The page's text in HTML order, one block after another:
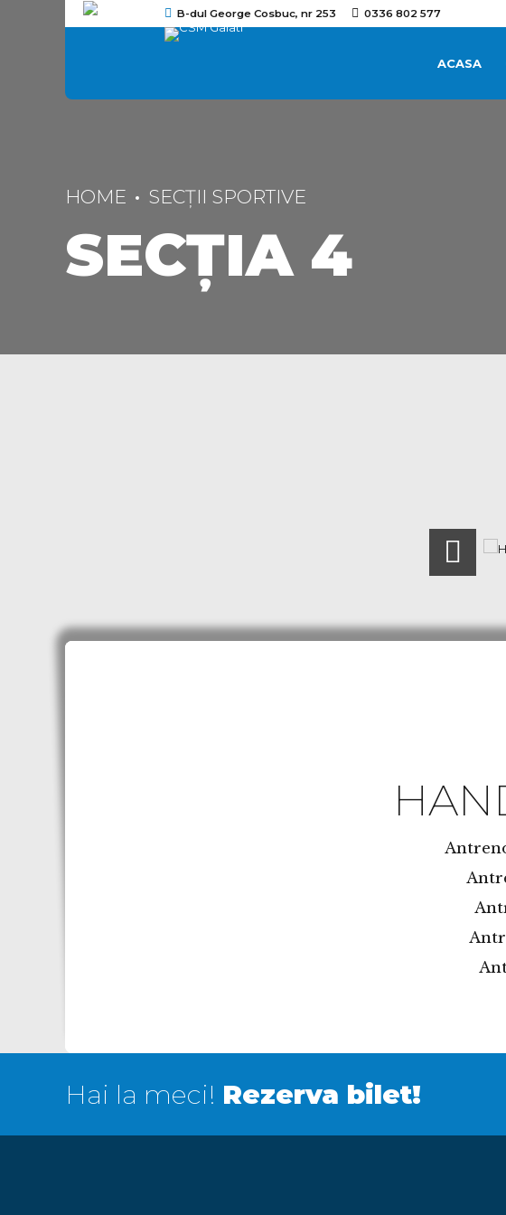
B-dul George Cosbuc, nr 253 0336 802 577
ACASA
HOME SECŢII SPORTIVE
SECŢIA 4
Hai la meci! Rezerva bilet!